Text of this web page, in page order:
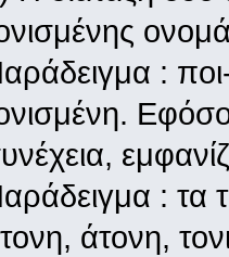
:
:
άτονη,